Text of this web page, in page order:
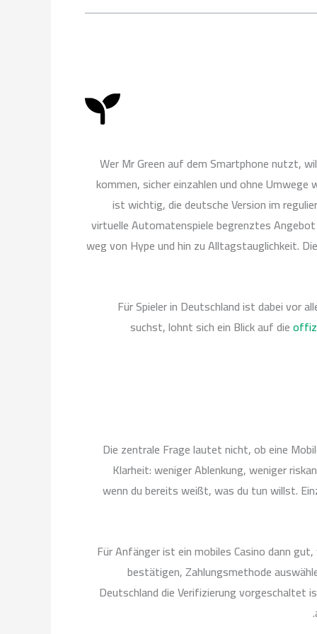
e r o
Wer Mr Green auf dem Smartphone nutzt,
kommen, sicher einzahlen und ohne
ist wichtig, die deutsche Version im
virtuelle Automatenspiele begrenztes
weg von Hype und hin zu Alltagstauglichkeit.
Für Spieler in Deutschland ist dabei vor
suchst, lohnt sich ein Blick auf die
Die zentrale Frage lautet nicht, ob eine
Klarheit: weniger Ablenkung, weniger
wenn du bereits weißt, was du tun willst.
Für Anfänger ist ein mobiles Casino dann
bestätigen, Zahlungsmethode
Deutschland die Verifizierung vorgeschaltet